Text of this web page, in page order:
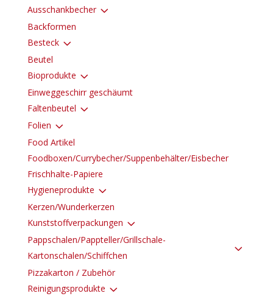
Ausschankbecher3
Backformen
Besteck3
Beutel
Bioprodukte 3
Einweggeschirr geschäumt
Faltenbeutel 3
Folien 3
Food Artikel
Foodboxen/Currybecher/Suppenbehälter/Eisbecher
Frischhalte-Papiere
Hygieneprodukte 3
Kerzen/Wunderkerzen
Kunststoffverpackungen 3
Pappschalen/Pappteller/Grillschale-
Kartonschalen/Schiffchen
3
Pizzakarton / Zubehör
Reinigungsprodukte 3